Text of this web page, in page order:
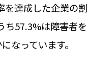
を達成した企業の割
ち57.3%は障害者を
なっています。